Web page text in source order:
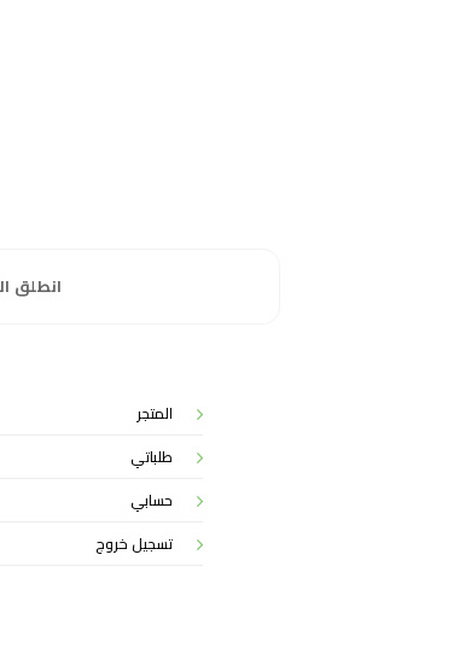
انطلق
المتجر
طلباتي
حسابي
تسجيل خروج